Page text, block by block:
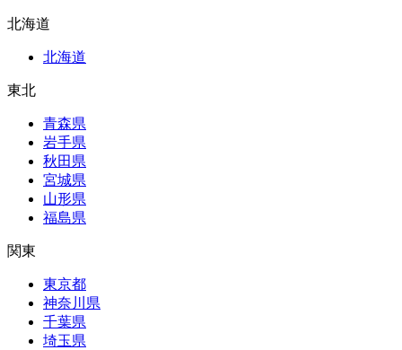
北海道
北海道
東北
青森県
岩手県
秋田県
宮城県
山形県
福島県
関東
東京都
神奈川県
千葉県
埼玉県